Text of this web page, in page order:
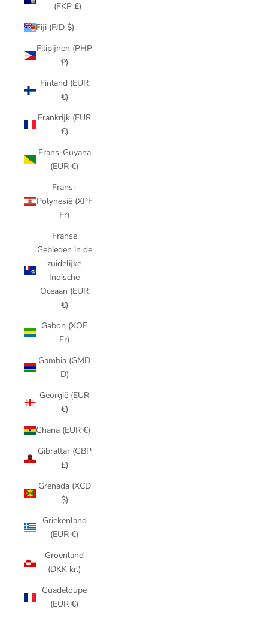
(FKP £)
Fiji (FJD $)
Filipijnen (PHP
₱)
Finland (EUR
€)
Frankrijk (EUR
€)
Frans-Guyana
(EUR €)
Frans-
Polynesië (XPF
Fr)
Franse
Gebieden in de
zuidelijke
Indische
Oceaan (EUR
€)
Gabon (XOF
Fr)
Gambia (GMD
D)
Georgië (EUR
€)
Ghana (EUR €)
Gibraltar (GBP
£)
Grenada (XCD
$)
Griekenland
(EUR €)
Groenland
(DKK kr.)
Guadeloupe
(EUR €)